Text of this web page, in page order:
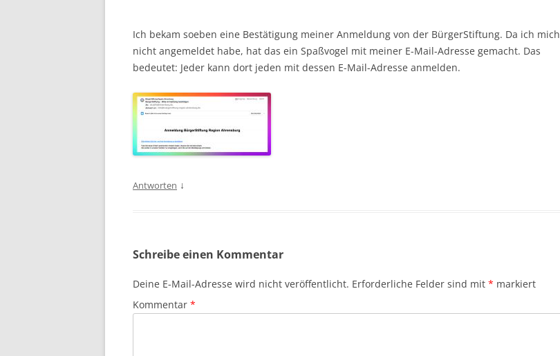
Ich bekam soeben eine Bestätigung meiner Anmeldung von der BürgerStiftung. Da ich mich
nicht angemeldet habe, hat das ein Spaßvogel mit meiner E-Mail-Adresse gemacht. Das
bedeutet: Jeder kann dort jeden mit dessen E-Mail-Adresse anmelden.
Antworten ↓
Schreibe einen Kommentar
Deine E-Mail-Adresse wird nicht veröffentlicht. Erforderliche Felder sind mit * markiert
Kommentar *